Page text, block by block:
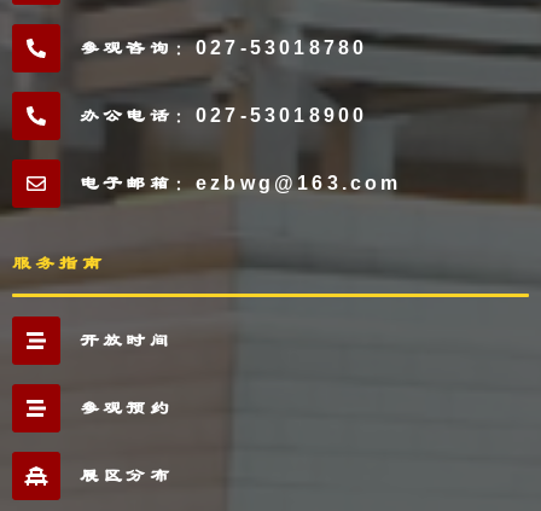
参观咨询：027-53018780
办公电话：027-53018900
电子邮箱：ezbwg@163.com
服务指南
开放时间
参观预约
展区分布